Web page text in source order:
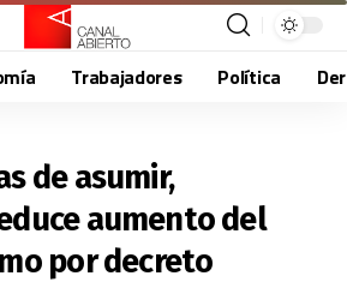
Trabajadores Política
de asumir,
aumento del
por decreto